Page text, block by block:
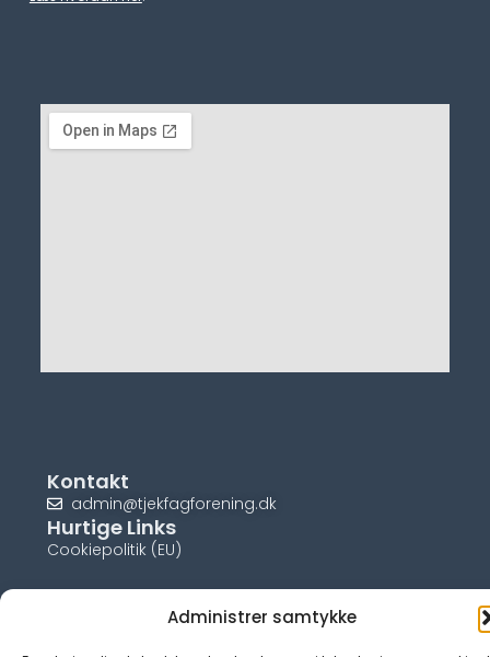
Administrer samtykke
Kontakt
admin@tjekfagforening.dk
Hurtige Links
Cookiepolitik (EU)